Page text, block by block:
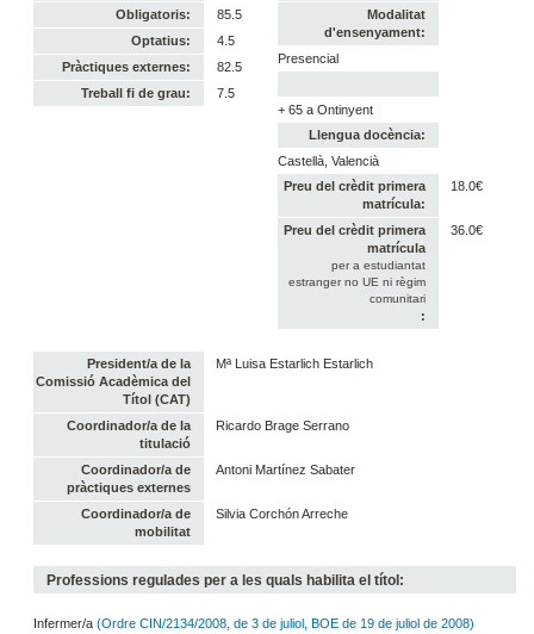
Obligatoris:
85.5
Optatius:
4.5
Pràctiques externes:
82.5
Treball fi de grau:
7.5
Modalitat
d'ensenyament:
Presencial
+ 65 a Ontinyent
Llengua docència:
Castellà, Valencià
Preu del crèdit primera
matrícula:
18.0€
Preu del crèdit primera
matrícula
per a estudiantat
estranger no UE ni règim
comunitari
:
36.0€
President/a de la
Comissió Acadèmica del
Títol (CAT)
Mª Luisa Estarlich Estarlich
Coordinador/a de la
titulació
Ricardo Brage Serrano
Coordinador/a de
pràctiques externes
Antoni Martínez Sabater
Coordinador/a de
mobilitat
Silvia Corchón Arreche
Professions regulades per a les quals habilita el títol:
Infermer/a (Ordre CIN/2134/2008, de 3 de juliol, BOE de 19 de juliol de 2008)